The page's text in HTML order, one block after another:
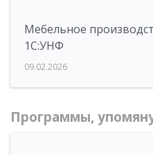
Мебельное
1С:УНФ
09.02.2026
Программы,